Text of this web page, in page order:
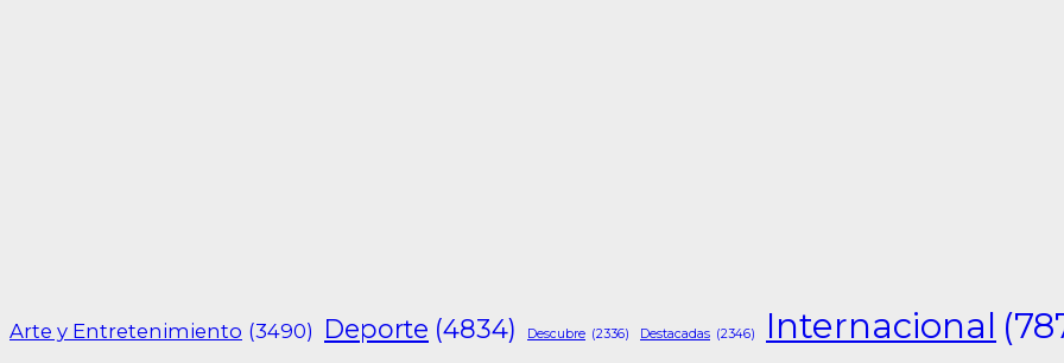
Arte y Entretenimiento (3490) Deporte (4834) Descubre (2336) Destacadas (2346) Internacional